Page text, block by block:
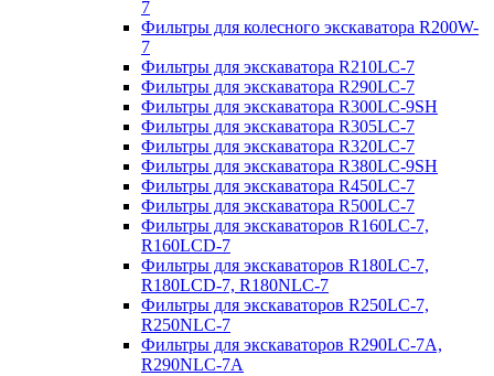
7
Фильтры для колесного экскаватора R200W-
7
Фильтры для экскаватора R210LC-7
Фильтры для экскаватора R290LC-7
Фильтры для экскаватора R300LC-9SH
Фильтры для экскаватора R305LC-7
Фильтры для экскаватора R320LC-7
Фильтры для экскаватора R380LC-9SH
Фильтры для экскаватора R450LC-7
Фильтры для экскаватора R500LC-7
Фильтры для экскаваторов R160LC-7,
R160LCD-7
Фильтры для экскаваторов R180LC-7,
R180LCD-7, R180NLC-7
Фильтры для экскаваторов R250LC-7,
R250NLC-7
Фильтры для экскаваторов R290LC-7A,
R290NLC-7A